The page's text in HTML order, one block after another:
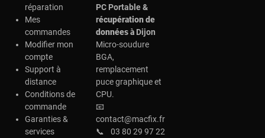
réparation
Mes
commandes
Modifier mon
compte
Support à
distance
Conditions de
commande
Garanties &
services
PC Portable &
récupération de
données àDijon
Micro-soudure
BGA,
remplacement
puce graphique et
CPU.
📧
contact@macfix.fr
📞
03 80 29 97 22